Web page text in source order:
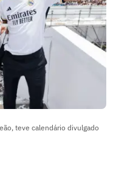
teve calendário divulgado